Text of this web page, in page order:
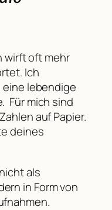
wirft oft mehr
Ich
lebendige
Für mich sind
auf Papier.
deines
als
in Form von